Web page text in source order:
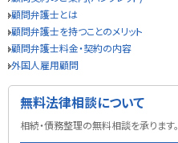
顧問弁護士とは
顧問弁護士を持つことのメリット
顧問弁護士料金・契約の内容
外国人雇用顧問
無料法律相談について
相続・債務整理の無料相談を承ります。